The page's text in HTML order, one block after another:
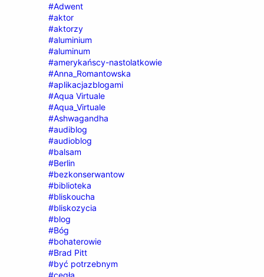
#Adwent
#aktor
#aktorzy
#aluminium
#aluminum
#amerykańscy-nastolatkowie
#Anna_Romantowska
#aplikacjazblogami
#Aqua Virtuale
#Aqua_Virtuale
#Ashwagandha
#audiblog
#audioblog
#balsam
#Berlin
#bezkonserwantow
#biblioteka
#bliskoucha
#bliskozycia
#blog
#Bóg
#bohaterowie
#Brad Pitt
#być potrzebnym
#cegła